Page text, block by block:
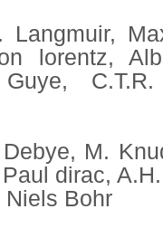
Langmuir,
lorentz,
Debye, M.
dirac,
Niels Bohr